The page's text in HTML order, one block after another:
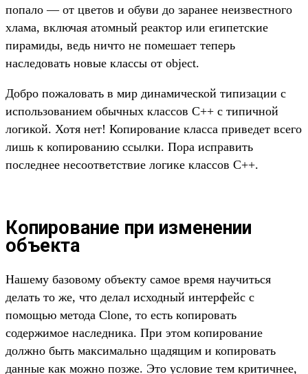
попало — от цветов и обуви до заранее неизвестного
хлама, включая атомный реактор или египетские
пирамиды, ведь ничто не помешает теперь
наследовать новые классы от object.
Добро пожаловать в мир динамической типизации с
использованием обычных классов C++ с типичной
логикой. Хотя нет! Копирование класса приведет всего
лишь к копированию ссылки. Пора исправить
последнее несоответствие логике классов C++.
Копирование при изменении
объекта
Нашему базовому объекту самое время научиться
делать то же, что делал исходный интерфейс с
помощью метода Clone, то есть копировать
содержимое наследника. При этом копирование
должно быть максимально щадящим и копировать
данные как можно позже. Это условие тем критичнее,